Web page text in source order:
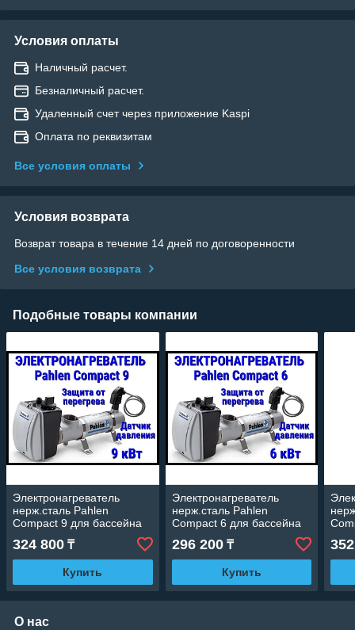
Условия оплаты
Наличный расчет.
Безналичный расчет.
Удаленный счет через приложение Kaspi
Оплата по реквизитам
Все условия оплаты
Условия возврата
Возврат товара в течение 14 дней по договоренности
Все условия возврата
Подобные товары компании
Электронагреватель
нерж.сталь Pahlen
Compact 9 для бассейна
(9 кВт, датчик давления,
защита от перегрева)
324 800 ₸
Купить
Электронагреватель
нерж.сталь Pahlen
Compact 6 для бассейна
(6 кВт, датчик давления,
защита от перегрева)
296 200₸
Купить
О нас